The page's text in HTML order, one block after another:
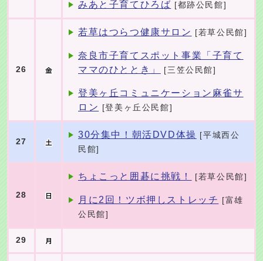
みあと子育てひろば [都跡公民館]
26
若草はつらつ健康サロン [若草公民館]
奈良市子育てスポット事業「子育て
ママのひととき」
[三笠公民館]
登美ヶ丘コミュニケーション麻雀サ
ロン
[登美ヶ丘公民館]
27
30分集中！朝活DVD体操 [平城西公
民館]
28
ちょこっと囲碁に挑戦！ [若草公民館]
月に2回！ツボ押しストレッチ
[富雄
公民館]
29